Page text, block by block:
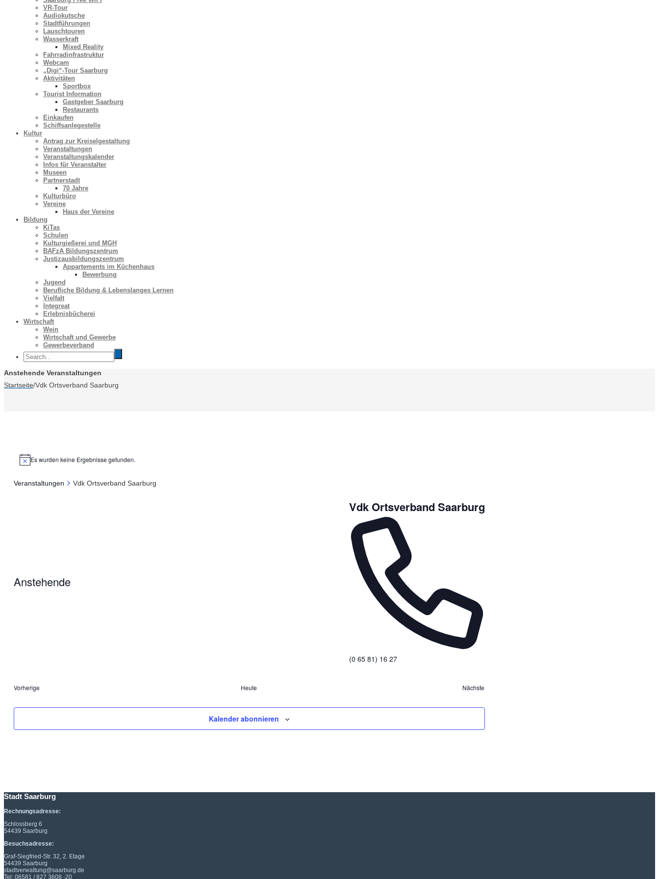
VR-Tour
Audiokutsche
Stadtführungen
Lauschtouren
Wasserkraft
Mixed Reality
Fahrradinfrastruktur
Webcam
„Digi“-Tour Saarburg
Aktivitäten
Sportbox
Tourist Information
Gastgeber Saarburg
Restaurants
Einkaufen
Schiffsanlegestelle
Kultur
Antrag zur Kreiselgestaltung
Veranstaltungen
Veranstaltungskalender
Infos für Veranstalter
Museen
Partnerstadt
70 Jahre
Kulturbüro
Vereine
Haus der Vereine
Bildung
KiTas
Schulen
Kulturgießerei und MGH
BAFzA Bildungszentrum
Justizausbildungszentrum
Appartements im Küchenhaus
Bewerbung
Jugend
Berufliche Bildung & Lebenslanges Lernen
Vielfalt
Integreat
Erlebnisbücherei
Wirtschaft
Wein
Wirtschaft und Gewerbe
Gewerbeverband
Anstehende Veranstaltungen
Startseite/Vdk Ortsverband Saarburg
Es wurden keine Ergebnisse gefunden.
Veranstaltungen Vdk Ortsverband Saarburg
Vdk Ortsverband Saarburg
(0 65 81) 16 27
Anstehende
VorherigeVeranstaltungen Heute
Nächste
Kalender abonnieren
Stadt Saarburg
Rechnungsadresse:
Schlossberg 6
54439 Saarburg
Besuchsadresse:
Graf-Siegfried-Str. 32, 2. Etage
54439 Saarburg
stadtverwaltung@saarburg.de
Tel: 06581 / 827 3608 -20